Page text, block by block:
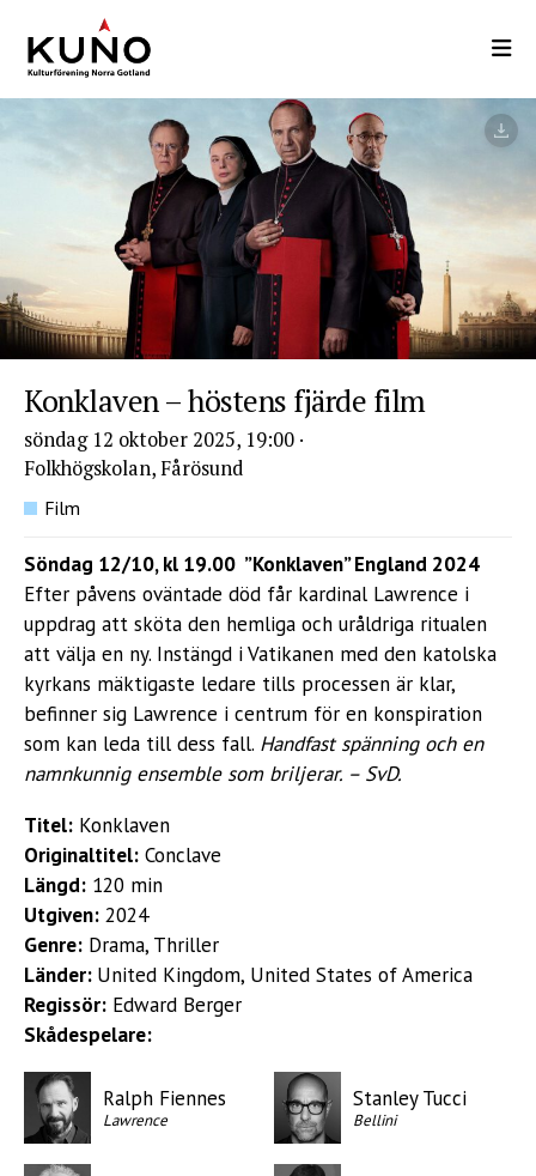
till
huvudinnehåll
Konklaven – höstens fjärde film
söndag 12 oktober 2025, 19:00 ·
Folkhögskolan, Fårösund
Film
Söndag 12/10, kl 19.00 ”Konklaven” England 2024
Efter påvens oväntade död får kardinal Lawrence i
uppdrag att sköta den hemliga och uråldriga ritualen
att välja en ny. Instängd i Vatikanen med den katolska
kyrkans mäktigaste ledare tills processen är klar,
befinner sig Lawrence i centrum för en konspiration
som kan leda till dess fall. Handfast spänning och en
namnkunnig ensemble som briljerar. – SvD.
Titel: Konklaven
Originaltitel: Conclave
Längd: 120 min
Utgiven: 2024
Genre: Drama, Thriller
Länder: United Kingdom, United States of America
Regissör: Edward Berger
Skådespelare:
Ralph Fiennes
Lawrence
Stanley Tucci
Bellini